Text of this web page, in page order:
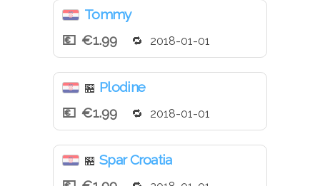
Tommy
€1.99
2018-01-01
🏪 Plodine
€1.99
2018-01-01
🏪 Spar Croatia